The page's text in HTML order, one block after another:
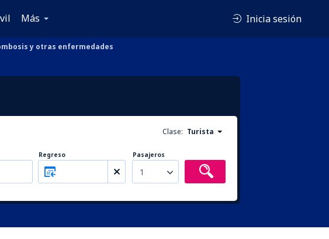
Más Inicia sesión
y otras enfermedades
Clase: Turista
Regreso Pasajeros
1